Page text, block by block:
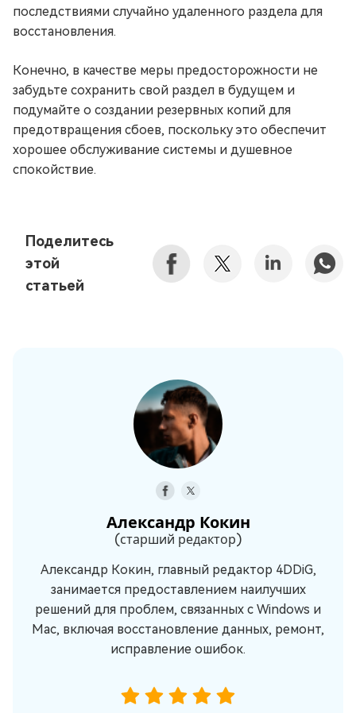
последствиями случайно удаленного раздела для
восстановления.
Конечно, в качестве меры предосторожности не
забудьте сохранить свой раздел в будущем и
подумайте о создании резервных копий для
предотвращения сбоев, поскольку это обеспечит
хорошее обслуживание системы и душевное
спокойствие.
Поделитесь
этой
статьей
Александр Кокин
(старший редактор)
Александр Кокин, главный редактор 4DDiG,
занимается предоставлением наилучших
решений для проблем, связанных с Windows и
Mac, включая восстановление данных, ремонт,
исправление ошибок.